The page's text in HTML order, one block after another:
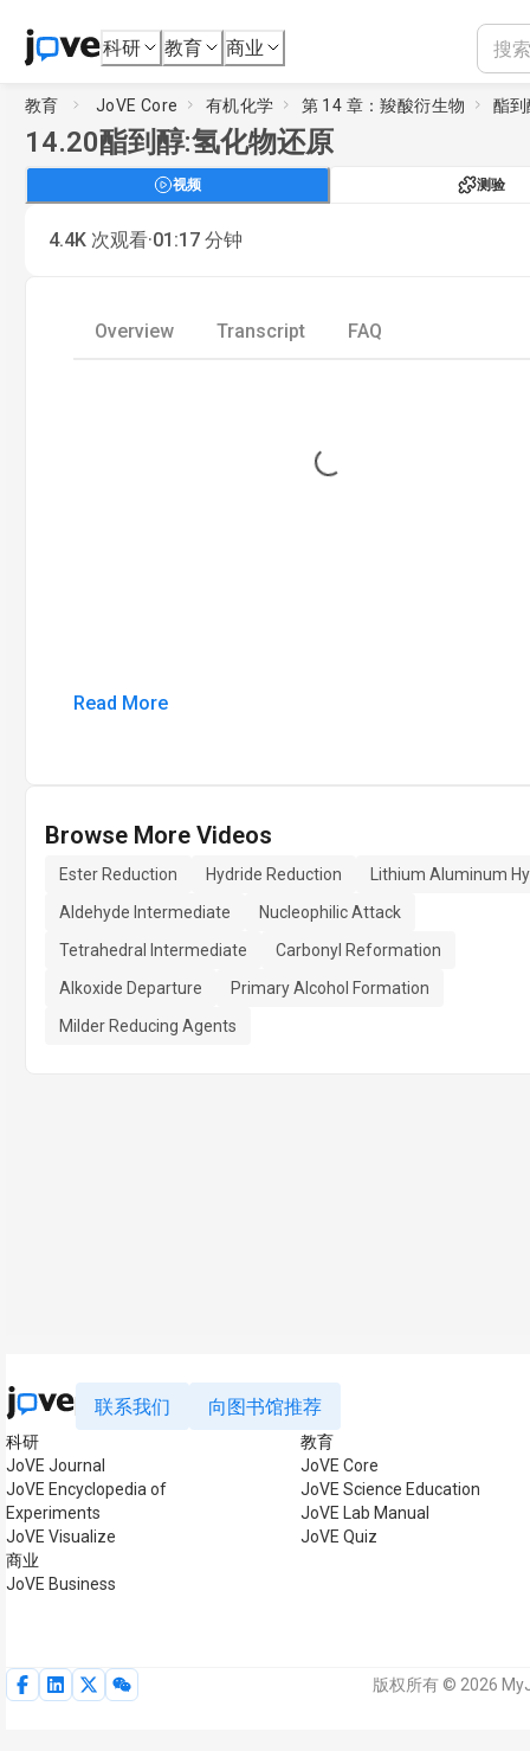
科研 教育 商业
教育 JoVE Core 有机化学 第 14 章：羧酸衍生物 酯
14.20酯到醇:氢化物还原
视频 测验
4.4K 次观看·01:17 分钟
Overview Transcript FAQ
Loading...
Read More
Browse More Videos
Ester Reduction Hydride Reduction
Lithium Aluminum
Aldehyde Intermediate
Nucleophilic Attack
Tetrahedral Intermediate
Carbonyl Reformation
Alkoxide Departure
Primary Alcohol Formation
Milder Reducing Agents
联系我们 向图书馆推荐
科研
JoVE Journal
JoVE Encyclopedia of
Experiments
JoVE Visualize
商业
JoVE Business
教育
JoVE Core
JoVE Science Education
JoVE Lab Manual
JoVE Quiz
版权所有 © 2026